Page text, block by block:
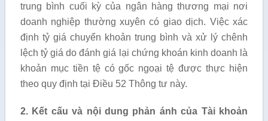
trung bình cuối kỳ của ngân hàng thương mại nơi
doanh nghiệp thường xuyên có giao dịch. Việc xác
định tỷ giá chuyển khoản trung bình và xử lý chênh
lệch tỷ giá do đánh giá lại chứng khoán kinh doanh là
khoản mục tiền tệ có gốc ngoại tệ được thực hiện
theo quy định tại Điều 52 Thông tư này.
2. Kết cấu và nội dung phản ánh của Tài khoản